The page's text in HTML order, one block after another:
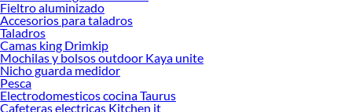
Fieltro aluminizado
Accesorios para taladros
Taladros
Camas king Drimkip
Mochilas y bolsos outdoor Kaya unite
Nicho guarda medidor
Pesca
Electrodomesticos cocina Taurus
Cafeteras electricas Kitchen it